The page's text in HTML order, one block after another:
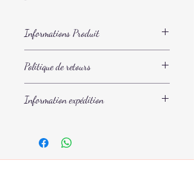
Informations Produit
Largeur du collier = 4 cm
Taille du collier = XL (de 52 à 60 cm de
tour de cou)
Taille de la laisse = 140 cm
Politique de retours
article si celui-ci ne vous convient pas.
Les frais de port retour restent à votre
Information expédition
jours